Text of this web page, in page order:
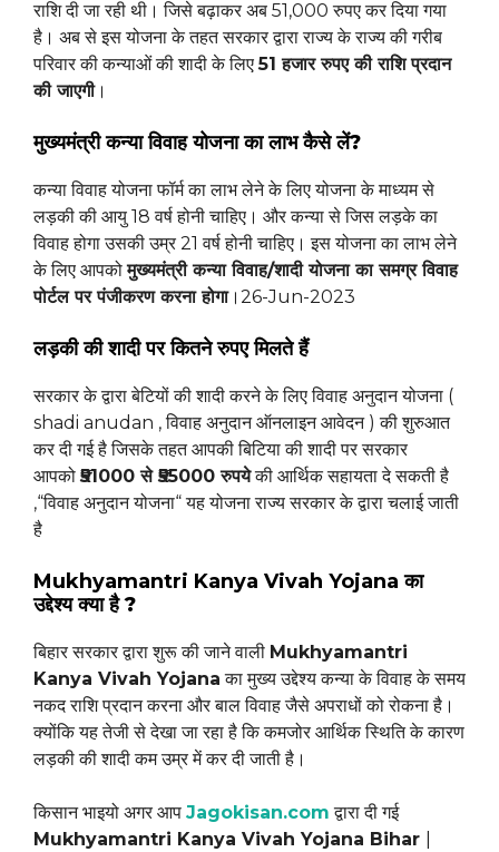
राशि दी जा रही थी। जिसे बढ़ाकर अब 51,000 रुपए कर दिया गया
है। अब से इस योजना के तहत सरकार द्वारा राज्य के राज्य की गरीब
परिवार की कन्याओं की शादी के लिए51 हजार रुपए की राशि प्रदान
की जाएगी।
मुख्यमंत्री कन्या विवाह योजना का लाभ कैसे लें?
कन्या विवाह योजना फॉर्म का लाभ लेने के लिए योजना के माध्यम से
लड़की की आयु 18 वर्ष होनी चाहिए। और कन्या से जिस लड़के का
विवाह होगा उसकी उम्र 21 वर्ष होनी चाहिए। इस योजना का लाभ लेने
के लिए आपकोमुख्‍यमंत्री कन्‍या विवाह/शादी योजना का समग्र विवाह
पोर्टल पर पंजीकरण करना होगा।26-Jun-2023
लड़की की शादी पर कितने रुपए मिलते हैं
सरकार के द्वारा बेटियों की शादी करने के लिए विवाह अनुदान योजना (
shadi anudan , विवाह अनुदान ऑनलाइन आवेदन ) की शुरुआत
कर दी गई है जिसके तहत आपकी बिटिया की शादी पर सरकार
आपको₹51000 से ₹55000 रुपयेकी आर्थिक सहायता दे सकती है
,“विवाह अनुदान योजना“ यह योजना राज्य सरकार के द्वारा चलाई जाती
है
Mukhyamantri Kanya Vivah Yojana का
उद्देश्यक्या है ?
बिहार सरकार द्वारा शुरू की जाने वाली Mukhyamantri
Kanya Vivah Yojana का मुख्य उद्देश्य कन्या के विवाह के समय
नकद राशि प्रदान करना और बाल विवाह जैसे अपराधों को रोकना है।
क्योंकि यह तेजी से देखा जा रहा है कि कमजोर आर्थिक स्थिति के कारण
लड़की की शादी कम उम्र में कर दी जाती है।
किसान भाइयो अगर आप Jagokisan.com द्वारा दी गई
Mukhyamantri Kanya Vivah Yojana Bihar